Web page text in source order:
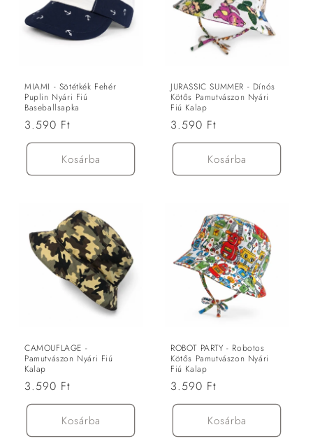
MIAMI - Sötétkék Fehér
Puplin Nyári Fiú
Baseballsapka
Normál
ár
3.590 Ft
Kosárba
JURASSIC SUMMER - Dínós
Kötős Pamutvászon Nyári
Fiú Kalap
Normál
ár
3.590 Ft
Kosárba
CAMOUFLAGE -
Pamutvászon Nyári Fiú
Kalap
Normál
ár
3.590 Ft
Kosárba
ROBOT PARTY - Robotos
Kötős Pamutvászon Nyári
Fiú Kalap
Normál
ár
3.590 Ft
Kosárba